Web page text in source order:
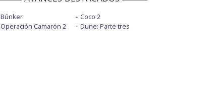
Búnker
Operación Camarón 2
Coco 2
Dune: Parte tres